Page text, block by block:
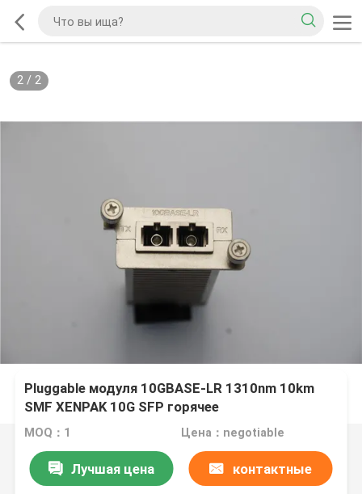
2/ 2
Pluggable модуля 10GBASE-LR 1310nm 10km
SMF XENPAK 10G SFP горячее
MOQ：1 Цена：negotiable
Лучшая цена контактные